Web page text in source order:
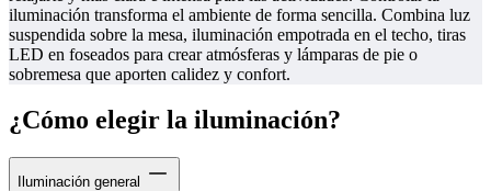
iluminación transforma el ambiente de forma sencilla. Combina luz
suspendida sobre la mesa, iluminación empotrada en el techo, tiras
LED en foseados para crear atmósferas y lámparas de pie o
sobremesa que aporten calidez y confort.
¿Cómo elegir la iluminación?
Iluminación general